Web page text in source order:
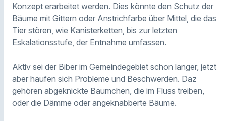
Konzept erarbeitet werden. Dies könnte den Schutz der
Bäume mit Gittern oder Anstrichfarbe über Mittel, die das
Tier stören, wie Kanisterketten, bis zur letzten
Eskalationsstufe, der Entnahme umfassen.
Aktiv sei der Biber im Gemeindegebiet schon länger, jetzt
aber häufen sich Probleme und Beschwerden. Daz
gehören abgeknickte Bäumchen, die im Fluss treiben,
oder die Dämme oder angeknabberte Bäume.